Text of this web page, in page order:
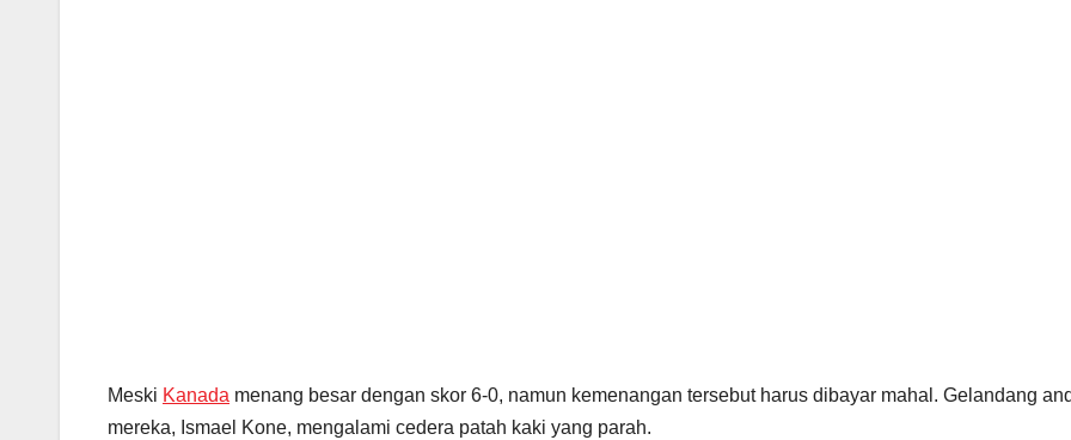
Meski Kanada menang besar dengan skor 6-0, namun kemenangan tersebut harus dibayar mahal. Gelandang
mereka, Ismael Kone, mengalami cedera patah kaki yang parah.